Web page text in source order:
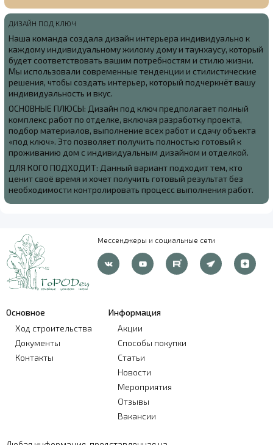
ДИЗАЙН ПОД КЛЮЧ
Наша команда создала дизайн интерьера индивидуально к
каждому индивидуальному жилому дому и таунхаусу, который
будет соответствовать вашим потребностям и стилю жизни.
Мы использовали современные тенденции и стилистические
решения, чтобы создать интерьер, который подчеркнёт вашу
индивидуальность и вкус.
ОСНОВНЫЕ ПЛЮСЫ: Дизайн под ключ предполагает полный
комплекс работ по отделке, включая разработку проекта,
подбор материалов, выполнение всех работ и сдачу объекта
«под ключ». Это позволяет получить полностью готовый к
проживанию дом с индивидуальным дизайном и отделкой.
ДЛЯ КОГО ПОДХОДИТ: Данный вариант подходит тем, кто
ценит своё время и хочет получить готовый результат без
необходимости контролировать процесс выполнения работ.
Мессенджеры и социальные сети
Основное
Ход строительства
Документы
Контакты
Информация
Акции
Способы покупки
Статьи
Новости
Мероприятия
Отзывы
Вакансии